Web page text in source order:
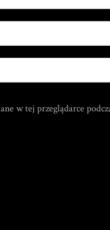
w tej przeglądarce